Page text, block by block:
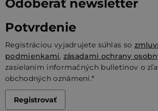
Odoberať newsletter
Potvrdenie
Registráciou vyjadrujete súhlas so
podmienkami, zásadami ochrany
zasielaním informačných bulletinov o
obchodných oznámení.*
Registrovať